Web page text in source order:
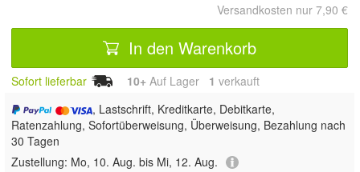
Versandkosten nur 7,90 €
In den Warenkorb
Sofort lieferbar 10+ Auf Lager 1 verkauft
, Lastschrift, Kreditkarte, Debitkarte,
Ratenzahlung, Sofortüberweisung, Überweisung, Bezahlung nach
30 Tagen
Zustellung: Mo, 10. Aug. bis Mi, 12. Aug.